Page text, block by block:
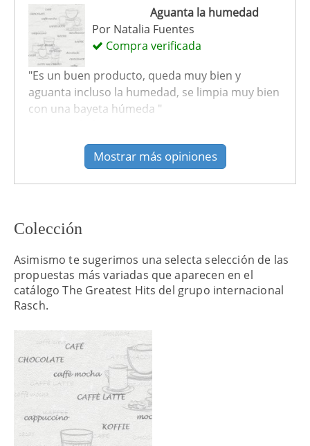
Aguanta la humedad
Por Natalia Fuentes
Compra verificada
"Es un buen producto, queda muy bien y
aguanta incluso la humedad, se limpia muy bien
con una bayeta húmeda "
Mostrar más opiniones
Colección
Asimismo te sugerimos una selecta selección de las
propuestas más variadas que aparecen en el
catálogo The Greatest Hits del grupo internacional
Rasch.